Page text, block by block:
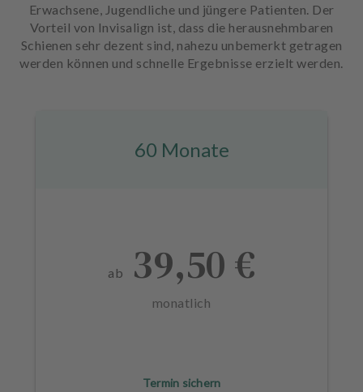
Erwachsene, Jugendliche und jüngere Patienten. Der
Vorteil von Invisalign ist, dass die herausnehmbaren
Schienen sehr dezent sind, nahezu unbemerkt getragen
werden können und schnelle Ergebnisse erzielt werden.
60 Monate
ab 39,50 €
monatlich
Termin sichern